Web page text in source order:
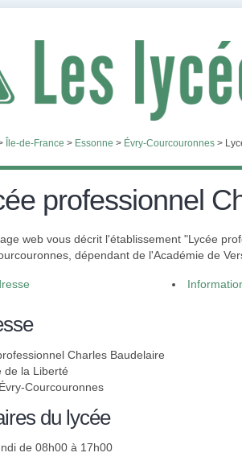
Île-de-France > Essonne > Évry-Courcouronnes >
professionnel
web vous décrit l'établissement "Lycée
dépendant de l'Académie de
Charles Baudelaire
de la Liberté
Courcouronnes
du lycée
de 08h00 à 17h00